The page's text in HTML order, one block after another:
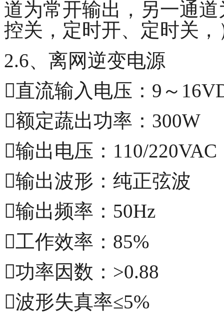
道为常开输出，另一通
控关，定时开、定时关，
2.6、离网逆变电源
直流输入电压：9～
额定蔬出功率：300W
输出电压：110/220VAC
输出波形：纯正弦波
输出频率：50Hz
工作效率：85%
功率因数：>0.88
波形失真率≤5%